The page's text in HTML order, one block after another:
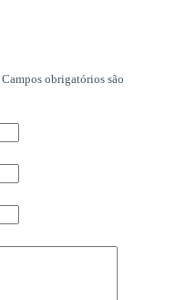
Campos obrigatórios são